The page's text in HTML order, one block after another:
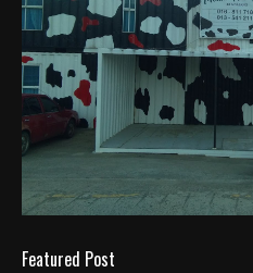
Featured Post